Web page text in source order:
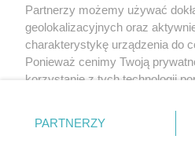
O nas
Partnerzy możemy używać
geolokalizacyjnych oraz
charakterystykę urządzenia do
Ponieważ cenimy Twoją
korzystanie z tych technologii
zmienić/wycofać klikając
znajdujący się w lewym dolnym
PARTNERZY